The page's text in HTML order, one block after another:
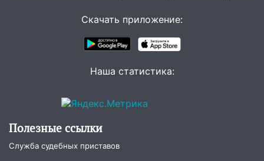
«Каждая пятая женщина и каждый
второй мужчина в мире сталкиваются с
алопецией»: врач рассказал, чем может
быть вызвано облысение и как с этим
принесет прилив творческой энергии и
отличные шансы исправить старые
ошибки
Скачать приложение:
Наша статистика:
Полезные ссылки
Служба судебных приставов